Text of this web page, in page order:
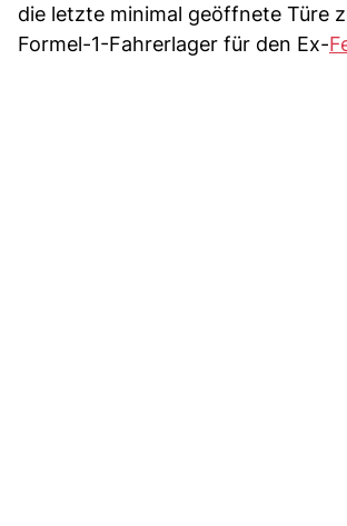
die letzte minimal geöffnete Türe
Formel-1-Fahrerlager für den Ex-